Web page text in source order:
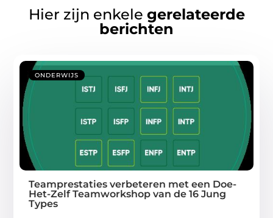
Hier zijn enkele gerelateerde
berichten
ONDERWIJS
Teamprestaties verbeteren met een Doe-
Het-Zelf Teamworkshop van de 16 Jung
Types